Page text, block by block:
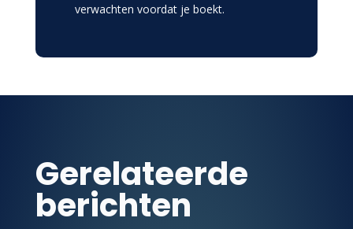
verwachten voordat je boekt.
Gerelateerde
berichten